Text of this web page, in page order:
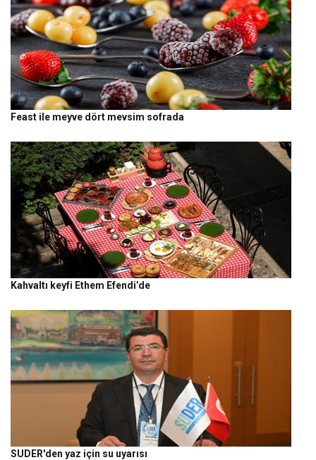
Feast ile meyve dört mevsim sofrada
Kahvaltı keyfi Ethem Efendi’de
SUDER'den yaz için su uyarısı